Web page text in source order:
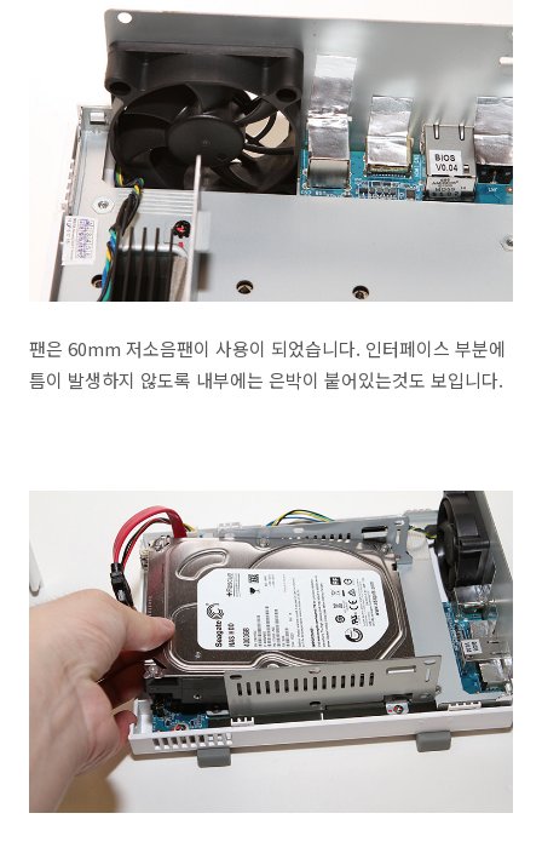
팬은 60mm 저소음팬이 사용이 되었습니다. 인터페이스 부분에
틈이 발생하지 않도록 내부에는 은박이 붙어있는것도 보입니다.